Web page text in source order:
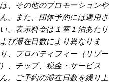
、その他のプロモーションや
。また、団体予約には適用さ
。表示料金は１室１泊あたり
び滞在日数により異なりま
、プロパティフィー（リゾー
、チップ、税金・サービス
。ご予約の滞在日数を繰り上